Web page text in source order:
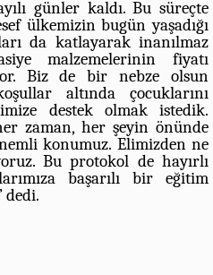
günler kaldı. Bu süreçte
ülkemizin bugün yaşadığı
da katlayarak inanılmaz
malzemelerinin fiyatı
Biz de bir nebze olsun
altında çocuklarını
destek olmak istedik.
zaman, her şeyin önünde
konumuz. Elimizden ne
Bu protokol de hayırlı
başarılı bir eğitim
dedi.